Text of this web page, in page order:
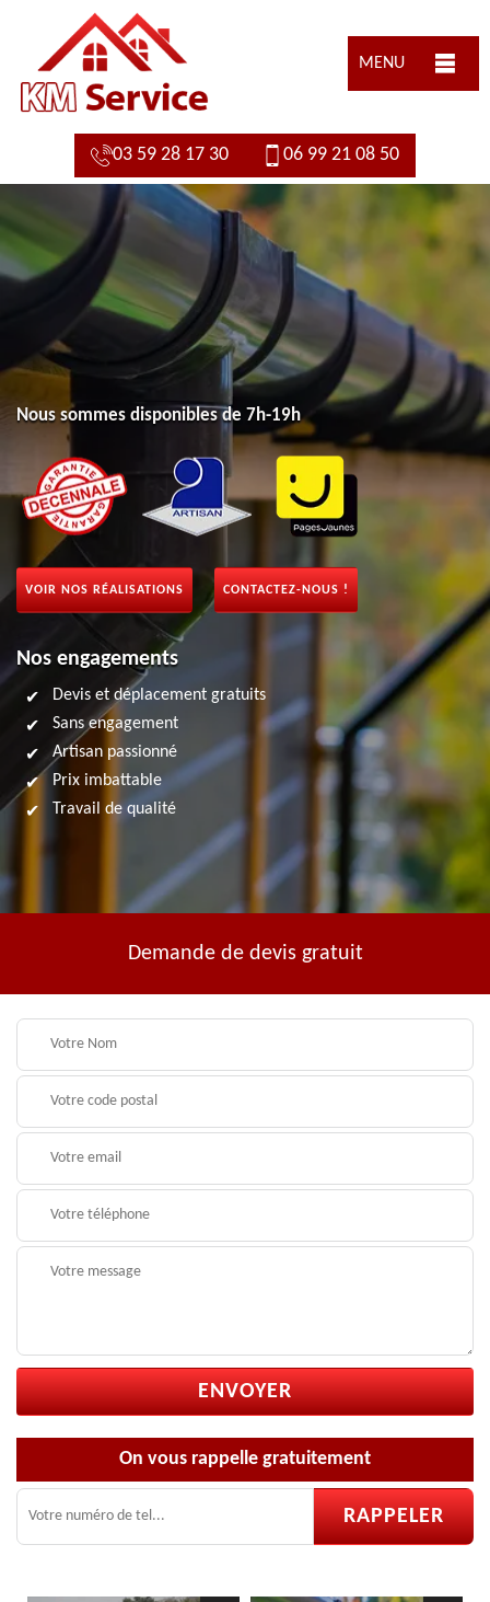
MENU
03 59 28 17 30 06 99 21 08 50
Nous sommes disponibles de 7h-19h
VOIR NOS RÉALISATIONS CONTACTEZ-NOUS !
Nos engagements
Devis et déplacement gratuits
Sans engagement
Artisan passionné
Prix imbattable
Travail de qualité
Demande de devis gratuit
On vous rappelle gratuitement